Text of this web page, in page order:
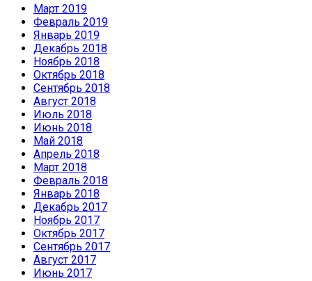
Март 2019
Февраль 2019
Январь 2019
Декабрь 2018
Ноябрь 2018
Октябрь 2018
Сентябрь 2018
Август 2018
Июль 2018
Июнь 2018
Май 2018
Апрель 2018
Март 2018
Февраль 2018
Январь 2018
Декабрь 2017
Ноябрь 2017
Октябрь 2017
Сентябрь 2017
Август 2017
Июнь 2017